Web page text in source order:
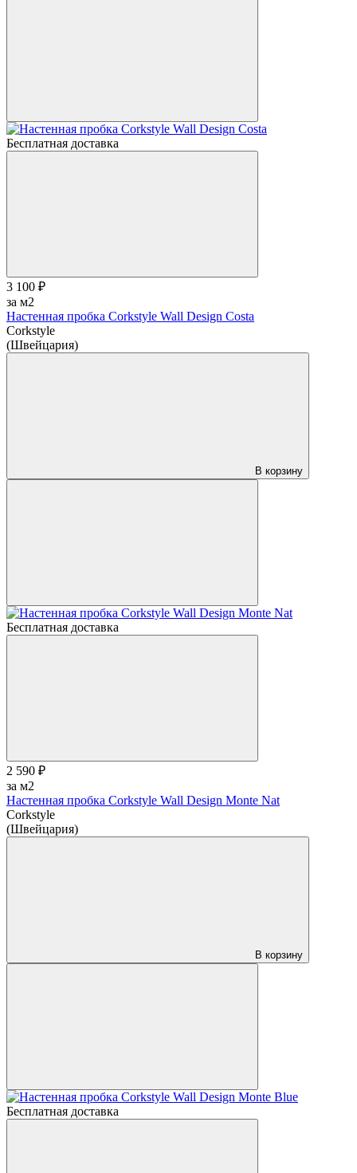
Бесплатная доставка
3 100 ₽
за м2
Настенная пробка Corkstyle Wall Design Costa
Corkstyle
(Швейцария)
В корзину
Бесплатная доставка
2 590 ₽
за м2
Настенная пробка Corkstyle Wall Design Monte Nat
Corkstyle
(Швейцария)
В корзину
Бесплатная доставка